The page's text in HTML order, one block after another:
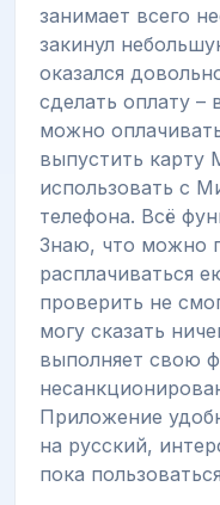
занимает всего
закинул
оказался
сделать оплату –
можно
выпустить
использовать с
телефона. Всё
Знаю, что можно
расплачиваться
проверить не
могу сказать
выполняет свою
Приложение
на русский,
пока